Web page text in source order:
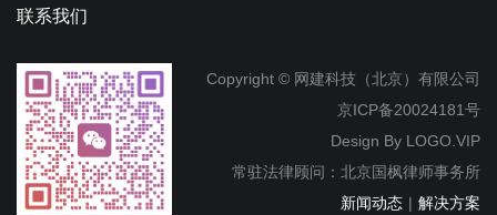
联系我们
Copyright © 网建科技（北京）有限公司
京ICP备20024181号
Design By LOGO.VIP
常驻法律顾问：北京国枫律师事务所
新闻动态 | 解决方案